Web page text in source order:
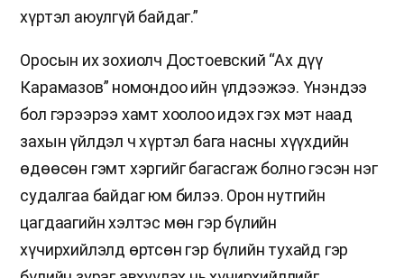
хүртэл аюулгүй байдаг.”
Оросын их зохиолч Достоевский “Ах дүү
Карамазов” номондоо ийн үлдээжээ. Үнэндээ
бол гэрээрээ хамт хоолоо идэх гэх мэт наад
захын үйлдэл ч хүртэл бага насны хүүхдийн
өдөөсөн гэмт хэргийг багасгаж болно гэсэн нэг
судалгаа байдаг юм билээ. Орон нутгийн
цагдаагийн хэлтэс мөн гэр бүлийн
хүчирхийлэлд өртсөн гэр бүлийн тухайд гэр